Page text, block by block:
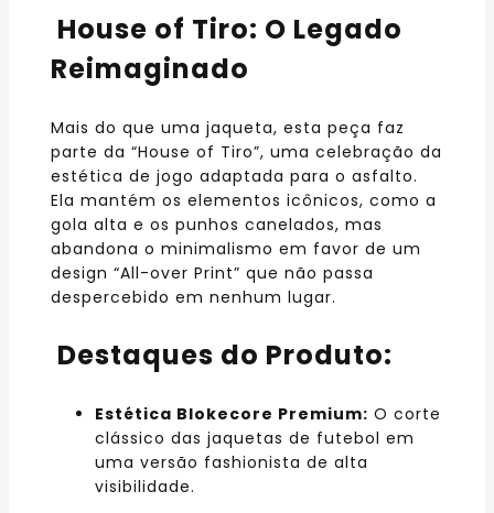
House of Tiro: O Legado
Reimaginado
Mais do que uma jaqueta, esta peça faz
parte da “House of Tiro”, uma celebração da
estética de jogo adaptada para o asfalto.
Ela mantém os elementos icônicos, como a
gola alta e os punhos canelados, mas
abandona o minimalismo em favor de um
design “All-over Print” que não passa
despercebido em nenhum lugar.
Destaques do Produto:
Estética Blokecore Premium: O corte
clássico das jaquetas de futebol em
uma versão fashionista de alta
visibilidade.